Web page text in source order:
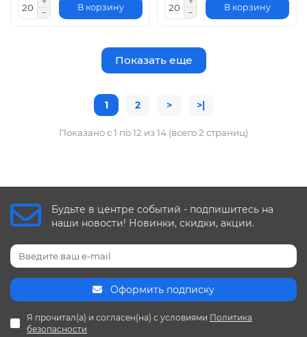
В корзину В корзину
Показать еще
1 2 > >|
Показано с 1 по 12 из 14 (всего 2 страниц)
Будьте в центре событий - подпишитесь на
наши новости! Новинки, скидки, акции.
Оформить подписку
Я прочитал(а) и согласен(на) с условиями Политика
безопасности